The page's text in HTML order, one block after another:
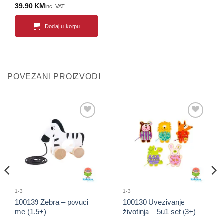
39.90 KM inc. VAT
Dodaj u korpu
POVEZANI PROIZVODI
proizvod
1-3
100139 Zebra – povuci
me (1.5+)
Sačuvaj
proizvod
1-3
100130 Uvezivanje
životinja – 5u1 set (3+)